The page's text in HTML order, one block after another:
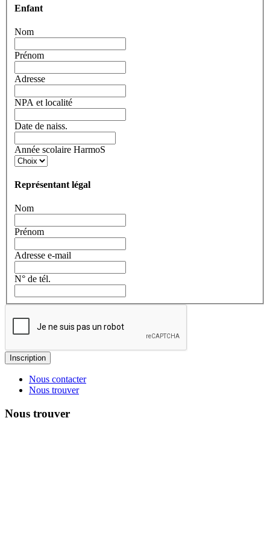
Enfant
Nom
Prénom
Adresse
NPA et localité
Date de naiss.
Année scolaire HarmoS
Représentant légal
Nom
Prénom
Adresse e-mail
N° de tél.
Nous contacter
Nous trouver
Nous trouver